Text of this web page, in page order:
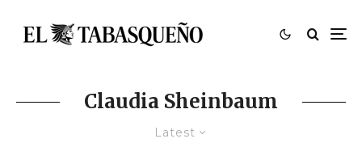
Claudia Sheinbaum
Latest